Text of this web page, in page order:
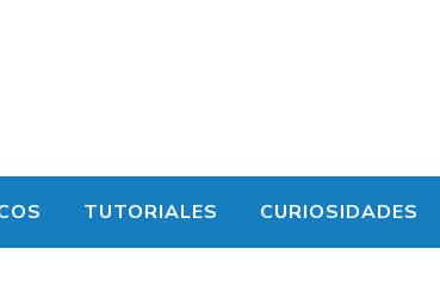
TUTORIALES CURIOSIDADES